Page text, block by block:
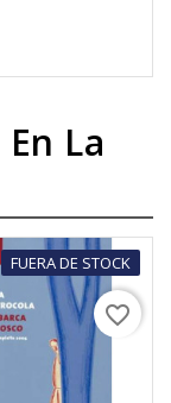
La
FUERA DE STOCK
favorite_border